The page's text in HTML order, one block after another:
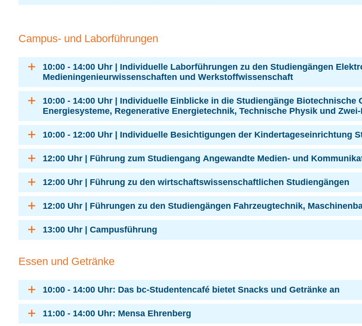
Campus- und Laborführungen
10:00 - 14:00 Uhr | Individuelle Laborführungen zu den Studiengängen
Medieningenieurwissenschaften und Werkstoffwissenschaft
10:00 - 14:00 Uhr | Individuelle Einblicke in die Studiengänge Biotechnische
Energiesysteme, Regenerative Energietechnik, Technische Physik und
10:00 - 12:00 Uhr | Individuelle Besichtigungen der Kindertageseinrichtung
12:00 Uhr | Führung zum Studiengang Angewandte Medien- und
12:00 Uhr | Führung zu den wirtschaftswissenschaftlichen Studiengängen
12:00 Uhr | Führungen zu den Studiengängen Fahrzeugtechnik,
13:00 Uhr | Campusführung
Essen und Getränke
10:00 - 14:00 Uhr: Das bc-Studentencafé bietet Snacks und Getränke an
11:00 - 14:00 Uhr: Mensa Ehrenberg